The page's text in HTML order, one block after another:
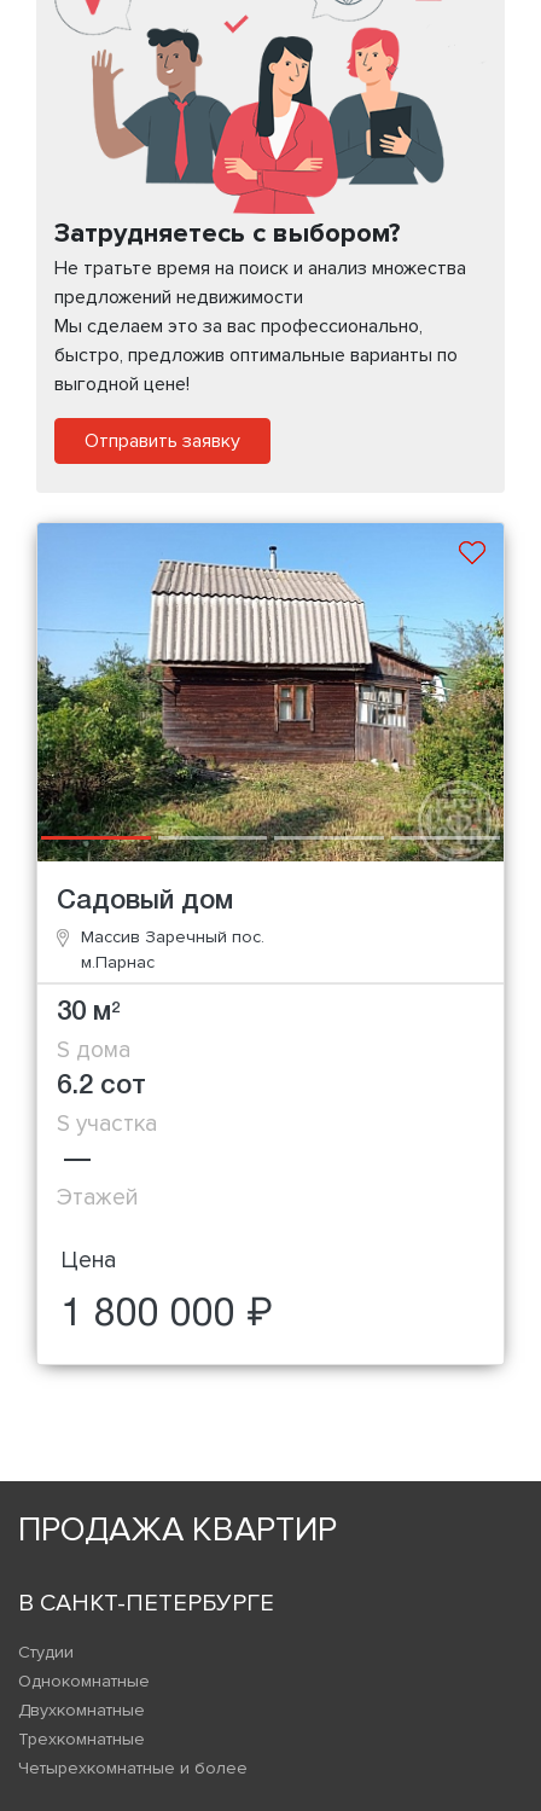
Затрудняетесь с выбором?
Не тратьте время на поиск и анализ множества
предложений недвижимости
Мы сделаем это за вас профессионально,
быстро, предложив оптимальные варианты по
выгодной цене!
Отправить заявку
Садовый дом
Массив Заречный пос.
м.Парнас
30 м2
S дома
6.2 сот
S участка
—
Этажей
Цена
1 800 000 ₽
ПРОДАЖА КВАРТИР
В САНКТ-ПЕТЕРБУРГЕ
Студии
Однокомнатные
Двухкомнатные
Трехкомнатные
Четырехкомнатные и более